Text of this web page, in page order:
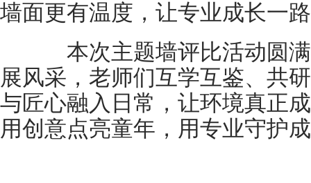
墙面更有温度，让专业成长一
本次主题墙评比活动圆满
展风采，老师们互学互鉴、共
与匠心融入日常，让环境真正
用创意点亮童年，用专业守护